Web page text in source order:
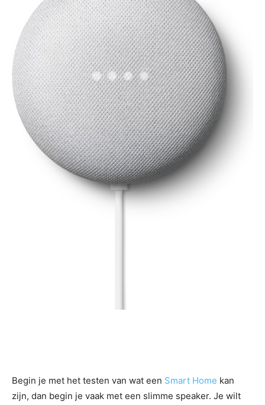
Begin je met het testen van wat een Smart Home kan
zijn, dan begin je vaak met een slimme speaker. Je wilt